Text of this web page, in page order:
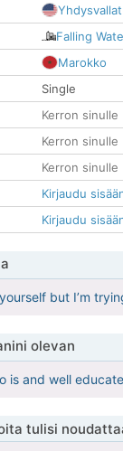
Yhdysvallat
Falling
Marokko
Single
Kerron sinulle
Kerron sinulle
Kerron sinulle
Kirjaudu
Kirjaudu
but I’m
olevan
is and well
tulisi